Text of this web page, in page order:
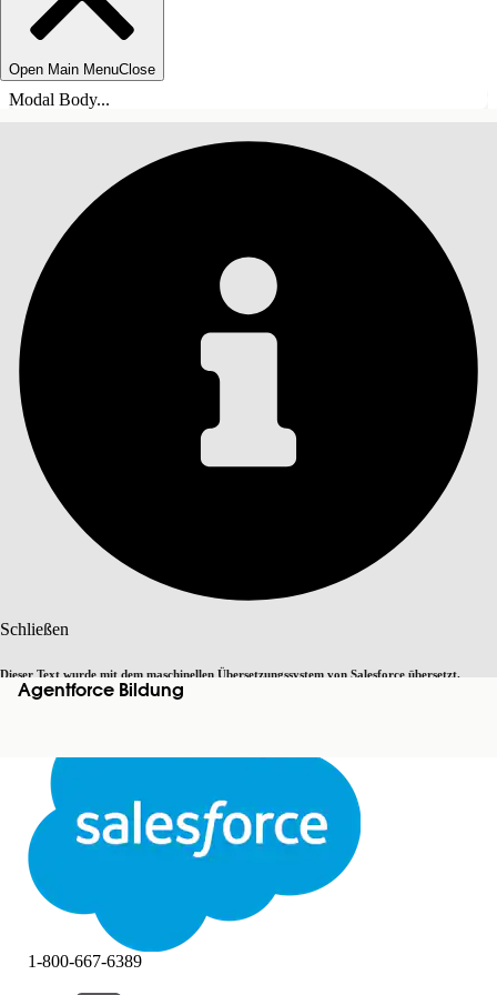
Open Main MenuClose
Modal Body...
Schließen
Dieser Text wurde mit dem maschinellen Übersetzungssystem von Salesforce übersetzt.
Weitere Details finden Siehier Zu Englisch wechseln
Schließen
Agentforce Bildung
INHALT
1-800-667-6389